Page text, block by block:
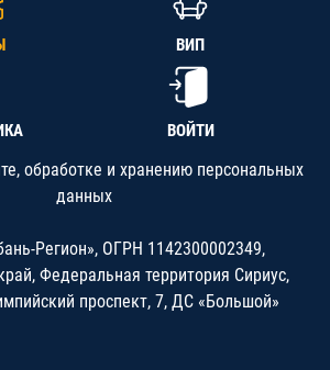
ВИП
ВОЙТИ
обработке и хранению персональных
данных
Регион», ОГРН 1142300002349,
Федеральная территория Сириус,
проспект, 7, ДС «Большой»